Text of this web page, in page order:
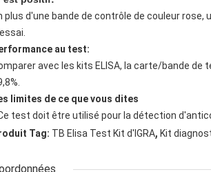
plus d'une bande de contrôle de couleur
au test:
avec les kits ELISA, la carte/bande
limites de ce que vous dites
test doit être utilisé pour la détection
Tag: TB Elisa Test Kit d'IGRA, Kit